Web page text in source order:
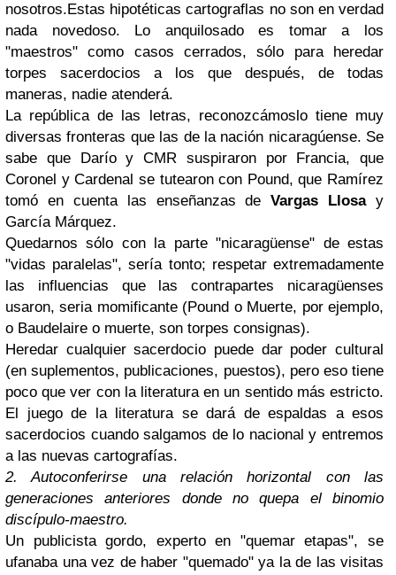
nosotros.Estas hipotéticas cartograflas no son en verdad
nada novedoso. Lo anquilosado es tomar a los
"maestros" como casos cerrados, sólo para heredar
torpes sacerdocios a los que después, de todas
maneras, nadie atenderá.
La república de las letras, reconozcámoslo tiene muy
diversas fronteras que las de la nación nicaragúense. Se
sabe que Darío y CMR suspiraron por Francia, que
Coronel y Cardenal se tutearon con Pound, que Ramírez
tomó en cuenta las enseñanzas deVargas Llosay
García Márquez.
Quedarnos sólo con la parte "nicaragüense" de estas
"vidas paralelas", sería tonto; respetar extremadamente
las influencias que las contrapartes nicaragüenses
usaron, seria momificante (Pound o Muerte, por ejemplo,
o Baudelaire o muerte, son torpes consignas).
Heredar cualquier sacerdocio puede dar poder cultural
(en suplementos, publicaciones, puestos), pero eso tiene
poco que ver con la literatura en un sentido más estricto.
El juego de la literatura se dará de espaldas a esos
sacerdocios cuando salgamos de lo nacional y entremos
a las nuevas cartografías.
2. Autoconferirse una relación horizontal con las
generaciones anteriores donde no quepa el binomio
discípulo-maestro.
Un publicista gordo, experto en "quemar etapas", se
ufanaba una vez de haber "quemado" ya la de las visitas